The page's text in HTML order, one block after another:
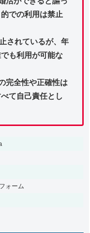
での利用は禁止
されているが、年
も利用が可能な
完全性や正確性は
て自己責任とし
ォーム